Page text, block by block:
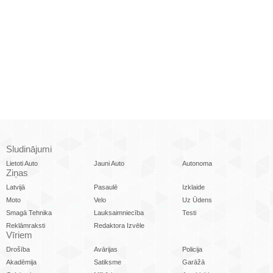
Sludinājumi
Lietoti Auto Jauni Auto Autonoma
Ziņas
Latvijā Pasaulē
Izklaide
Moto
Velo
Uz Ūdens
Smagā Tehnika
Lauksaimniecība
Testi
Reklāmraksti
Redaktora Izvēle
Vīriem
Drošība Avārijas
Policija
Akadēmija
Satiksme
Garāžā